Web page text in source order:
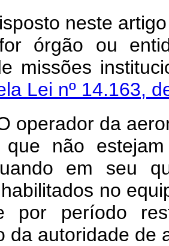
neste
órgão ou
missões
Lei nº 14.163,
operador da
que não
em seu
no
por período
da autoridade de